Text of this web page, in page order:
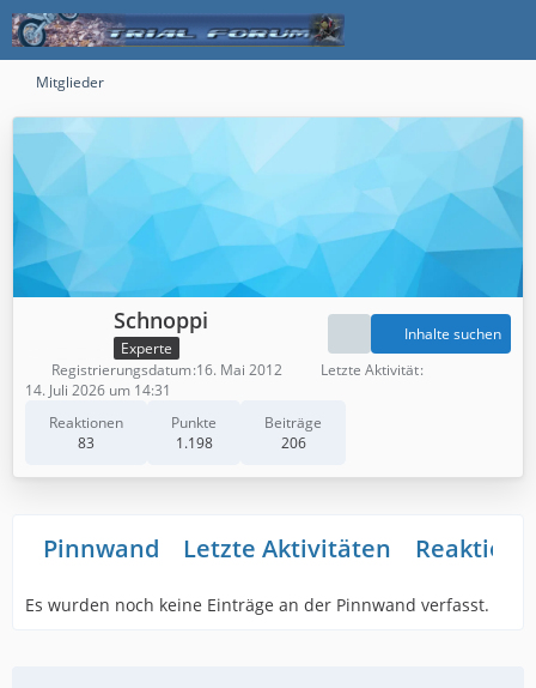
Mitglieder
Schnoppi
Experte
Reaktionen
83
Punkte
1.198
Beiträge
206
Inhalte suchen
Registrierungsdatum 16. Mai 2012
Letzte Aktivität
14. Juli 2026 um 14:31
Pinnwand Letzte Aktivitäten
Es wurden noch keine Einträge an der Pinnwand verfasst.